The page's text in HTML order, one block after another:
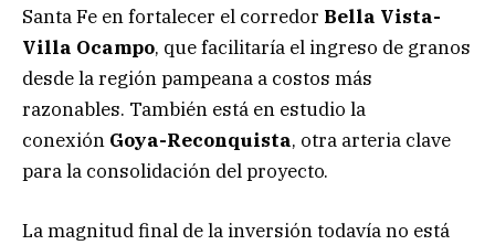
Santa Fe en fortalecer el corredor Bella Vista-
Villa Ocampo, que facilitaría el ingreso de granos
desde la región pampeana a costos más
razonables. También está en estudio la
conexión Goya-Reconquista, otra arteria clave
para la consolidación del proyecto.
La magnitud final de la inversión todavía no está